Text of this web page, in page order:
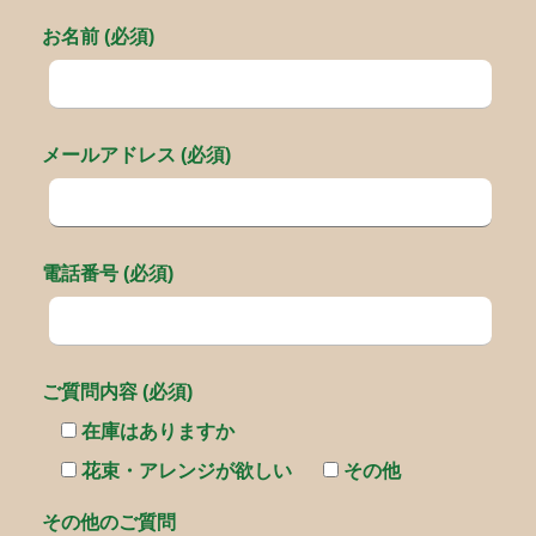
お名前 (必須)
メールアドレス (必須)
電話番号 (必須)
ご質問内容 (必須)
在庫はありますか
花束・アレンジが欲しい
その他
その他のご質問